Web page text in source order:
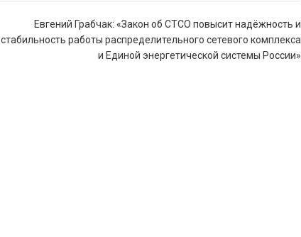
Евгений Грабчак: «Закон об СТСО повысит надёжность и
стабильность работы распределительного сетевого комплекса
и Единой энергетической системы России»